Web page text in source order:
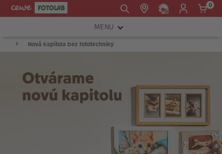
E-mail:
0
MENU
FOTOAPARÁTY
TLAČIARNE A SKENERY
Nová kapitola bez fototechniky